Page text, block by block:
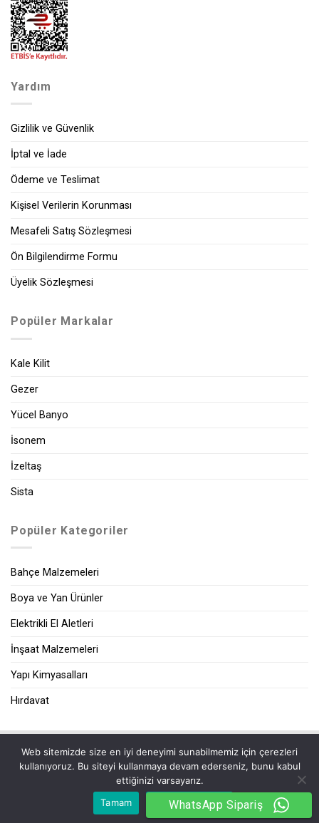
Yardım
Gizlilik ve Güvenlik
İptal ve İade
Ödeme ve Teslimat
Kişisel Verilerin Korunması
Mesafeli Satış Sözleşmesi
Ön Bilgilendirme Formu
Üyelik Sözleşmesi
Popüler Markalar
Kale Kilit
Gezer
Yücel Banyo
İsonem
İzeltaş
Sista
Popüler Kategoriler
Bahçe Malzemeleri
Boya ve Yan Ürünler
Elektrikli El Aletleri
İnşaat Malzemeleri
Yapı Kimyasalları
Hırdavat
|
Zeybek Yapı Market| Tüm Hakları Saklıdır
WhatsApp Sipariş
Web sitemizde size en iyi deneyimi sunabilmemiz için çerezleri
kullanıyoruz. Bu siteyi kullanmaya devam ederseniz, bunu kabul
ettiğinizi varsayarız.
Tamam
Gizlilik Politikası